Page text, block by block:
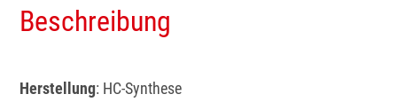
Beschreibung
Herstellung: HC-Synthese